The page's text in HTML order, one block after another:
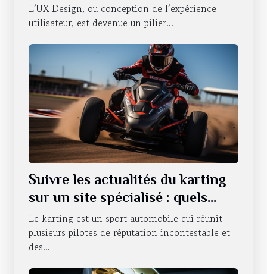
L’UX Design, ou conception de l’expérience
utilisateur, est devenue un pilier...
Suivre les actualités du karting
sur un site spécialisé : quels
sont les avantages qui en
découlent ?
Le karting est un sport automobile qui réunit
plusieurs pilotes de réputation incontestable et
des...